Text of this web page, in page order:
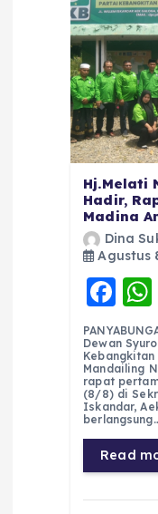
Hj.Melati
Hadir,
Madina
Dina
Agustus
F
a
c
e
b
o
o
k
Dewan
Kebangkitan
Mandailing
rapat
(8/8) di
Iskandar,
Read